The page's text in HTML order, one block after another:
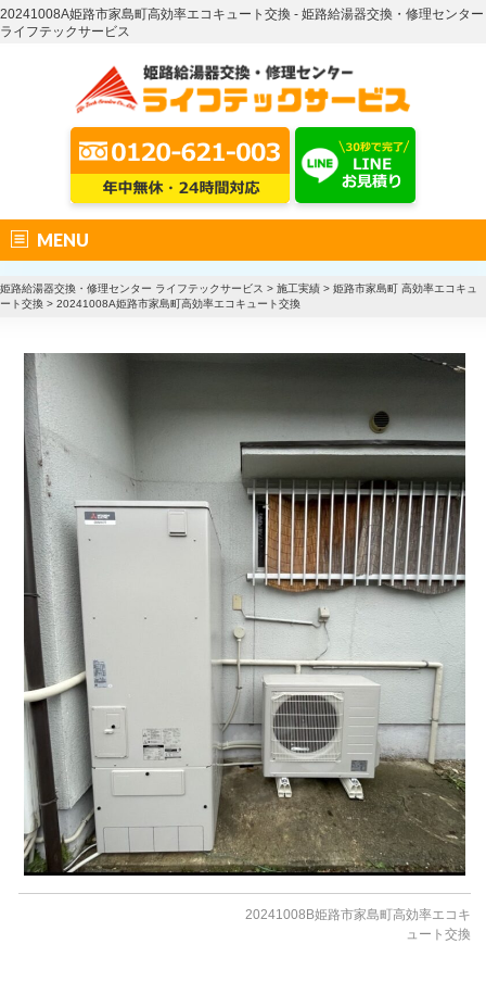
20241008A姫路市家島町高効率エコキュート交換 - 姫路給湯器交換・修理センター
ライフテックサービス
MENU
姫路給湯器交換・修理センター ライフテックサービス > 施工実績 > 姫路市家島町 高効率エコキュ
ート交換 > 20241008A姫路市家島町高効率エコキュート交換
20241008B姫路市家島町高効率エコキ
ュート交換